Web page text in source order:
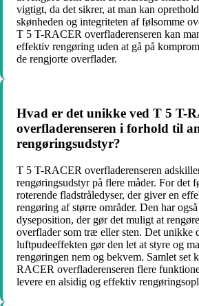
vigtigt, da det sikrer, at man kan
skønheden og integriteten af følsomme
T 5 T-RACER overfladerenseren kan
effektiv rengøring uden at gå på
de rengjorte overflader.
Hvad er det unikke ved T 5 T-
overfladerenseren i forhold til
rengøringsudstyr?
T 5 T-RACER overfladerenseren
rengøringsudstyr på flere måder. For det
roterende fladstråledyser, der giver en
rengøring af større områder. Den har
dyseposition, der gør det muligt at
overflader som træ eller sten. Det unikke
luftpudeeffekten gør den let at styre og
rengøringen nem og bekvem. Samlet set
RACER overfladerenseren flere
levere en alsidig og effektiv